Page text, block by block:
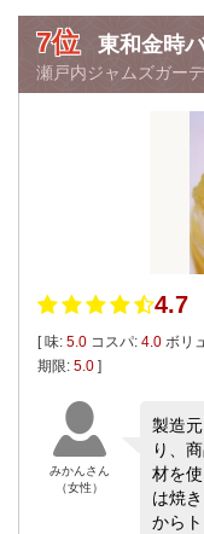
7位 東和金時
瀬戸内ジャムズガー
4.7
[ 味: 5.0 コスパ: 4.0 ボリ
期限: 5.0 ]
みかんさん
（女性）
製造
り、
材を
は焼
から